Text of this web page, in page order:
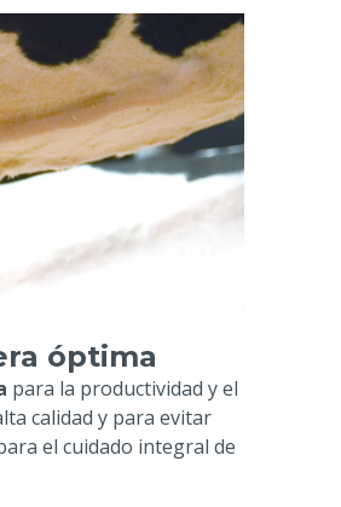
óptima
para la productividad y el
calidad y para evitar
el cuidado integral de